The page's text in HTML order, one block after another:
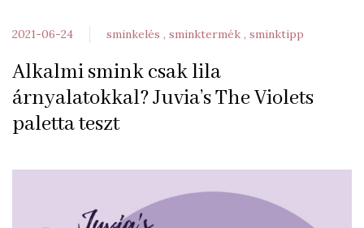
2021-06-24 sminkelés sminktermék sminktipp
Alkalmi smink csak lila
árnyalatokkal? Juvia’s The Violets
paletta teszt